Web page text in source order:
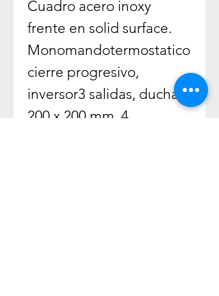
Cuadro acero inoxy
frente en solid surface.
Monomandotermostatico
cierre progresivo,
inversor3 salidas, ducha
200 x 200 mm, 4